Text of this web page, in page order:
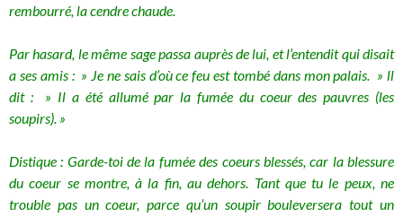
rembourré, la cendre chaude.
Par hasard, le même sage passa auprès de lui, et l’entendit qui disait
a ses amis : » Je ne sais d’où ce feu est tombé dans mon palais. » ll
dit : » Il a été allumé par la fumée du coeur des pauvres (les
soupirs). »
Distique : Garde-toi de la fumée des coeurs blessés, car la blessure
du coeur se montre, à la fin, au dehors. Tant que tu le peux, ne
trouble pas un coeur, parce qu’un soupir bouleversera tout un